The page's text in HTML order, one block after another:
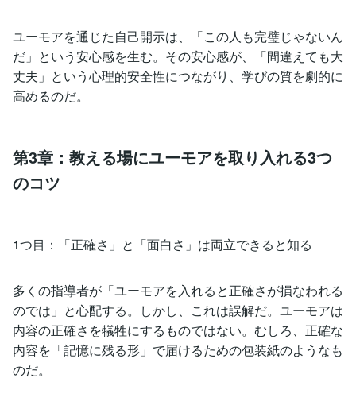
ユーモアを通じた自己開示は、「この人も完璧じゃないん
だ」という安心感を生む。その安心感が、「間違えても大
丈夫」という心理的安全性につながり、学びの質を劇的に
高めるのだ。
第3章：教える場にユーモアを取り入れる3つ
のコツ
1つ目：「正確さ」と「面白さ」は両立できると知る
多くの指導者が「ユーモアを入れると正確さが損なわれる
のでは」と心配する。しかし、これは誤解だ。ユーモアは
内容の正確さを犠牲にするものではない。むしろ、正確な
内容を「記憶に残る形」で届けるための包装紙のようなも
のだ。